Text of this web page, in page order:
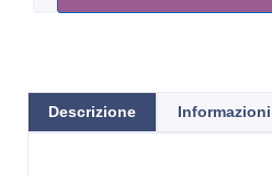
Descrizione